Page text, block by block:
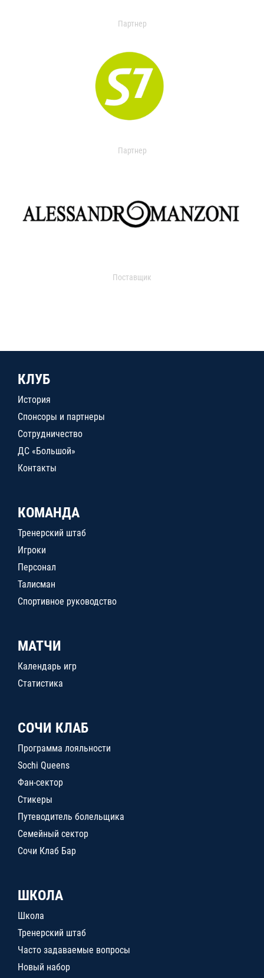
Партнер
Партнер
Поставщик
КЛУБ
История
Спонсоры и партнеры
Сотрудничество
ДС «Большой»
Контакты
КОМАНДА
Тренерский штаб
Игроки
Персонал
Талисман
Спортивное руководство
МАТЧИ
Календарь игр
Статистика
СОЧИ КЛАБ
Программа лояльности
Sochi Queens
Фан-сектор
Стикеры
Путеводитель болельщика
Семейный сектор
Сочи Клаб Бар
ШКОЛА
Школа
Тренерский штаб
Часто задаваемые вопросы
Новый набор